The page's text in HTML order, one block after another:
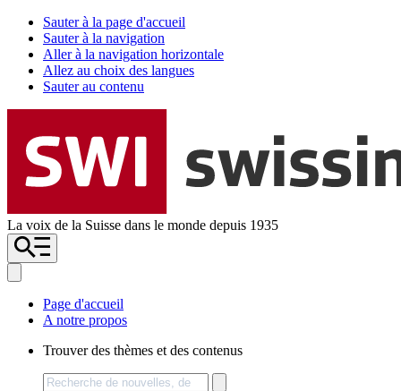
Sauter à la page d'accueil
Sauter à la navigation
Aller à la navigation horizontale
Allez au choix des langues
Sauter au contenu
La voix de la Suisse dans le monde depuis 1935
Page d'accueil
A notre propos
Trouver des thèmes et des contenus
Chercher